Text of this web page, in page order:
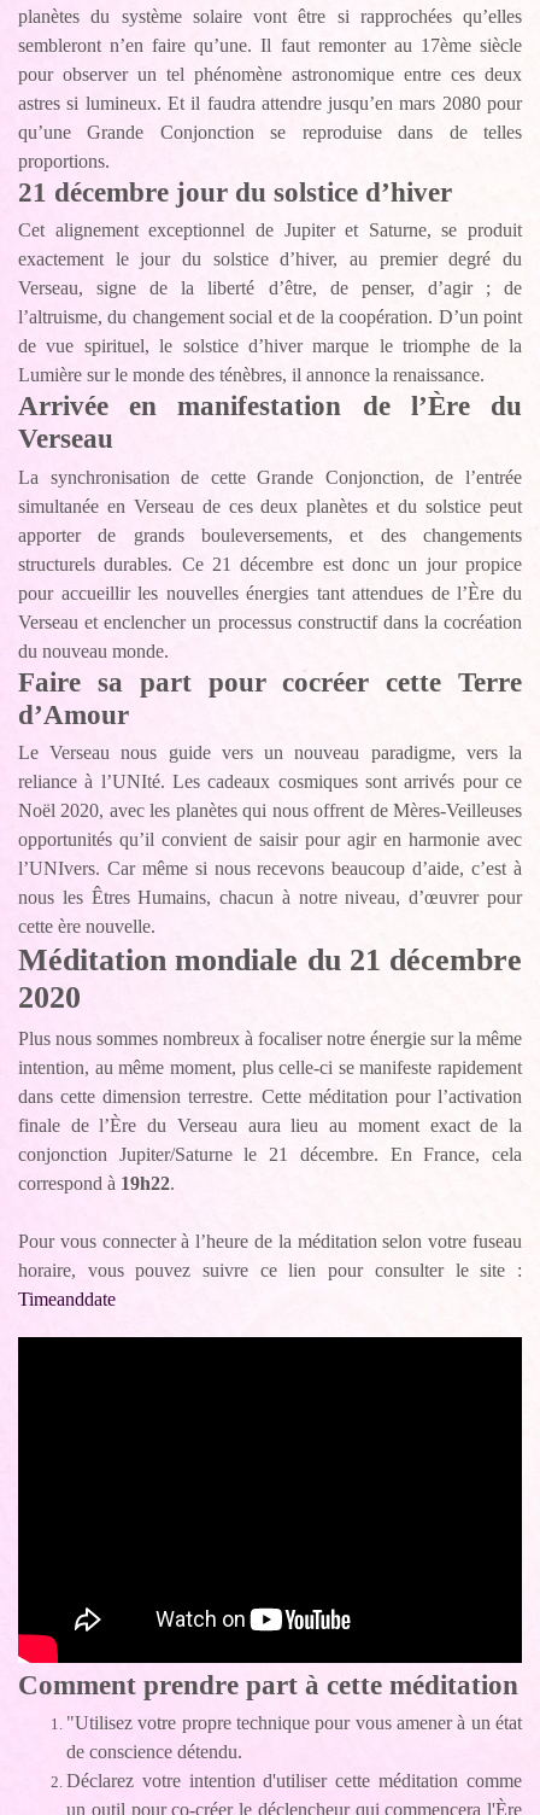
planètes du système solaire vont être si rapprochées qu’elles
sembleront n’en faire qu’une. Il faut remonter au 17ème siècle
pour observer un tel phénomène astronomique entre ces deux
astres si lumineux. Et il faudra attendre jusqu’en mars 2080 pour
qu’une Grande Conjonction se reproduise dans de telles
proportions.
21 décembre jour du solstice d’hiver
Cet alignement exceptionnel de Jupiter et Saturne, se produit
exactement le jour du solstice d’hiver, au premier degré du
Verseau, signe de la liberté d’être, de penser, d’agir ; de
l’altruisme, du changement social et de la coopération. D’un point
de vue spirituel, le solstice d’hiver marque le triomphe de la
Lumière sur le monde des ténèbres, il annonce la renaissance.
Arrivée en manifestation de l’Ère du
Verseau
La synchronisation de cette Grande Conjonction, de l’entrée
simultanée en Verseau de ces deux planètes et du solstice peut
apporter de grands bouleversements, et des changements
structurels durables. Ce 21 décembre est donc un jour propice
pour accueillir les nouvelles énergies tant attendues de l’Ère du
Verseau et enclencher un processus constructif dans la cocréation
du nouveau monde.
Faire sa part pour cocréer cette Terre
d’Amour
Le Verseau nous guide vers un nouveau paradigme, vers la
reliance à l’UNIté. Les cadeaux cosmiques sont arrivés pour ce
Noël 2020, avec les planètes qui nous offrent de Mères-Veilleuses
opportunités qu’il convient de saisir pour agir en harmonie avec
l’UNIvers. Car même si nous recevons beaucoup d’aide, c’est à
nous les Êtres Humains, chacun à notre niveau, d’œuvrer pour
cette ère nouvelle.
Méditation mondiale du 21 décembre
2020
Plus nous sommes nombreux à focaliser notre énergie sur la même
intention, au même moment, plus celle-ci se manifeste rapidement
dans cette dimension terrestre. Cette méditation pour l’activation
finale de l’Ère du Verseau aura lieu au moment exact de la
conjonction Jupiter/Saturne le 21 décembre. En France, cela
correspond à 19h22.
Pour vous connecter à l’heure de la méditation selon votre fuseau
horaire, vous pouvez suivre ce lien pour consulter le site :
Timeanddate
Comment prendre part à cette méditation
"Utilisez votre propre technique pour vous amener à un état
de conscience détendu.
Déclarez votre intention d'utiliser cette méditation comme
un outil pour co-créer le déclencheur qui commencera l'Ère